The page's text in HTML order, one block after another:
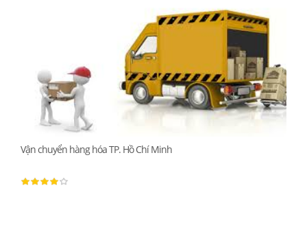
Vận chuyển hàng hóa TP. Hồ Chí Minh